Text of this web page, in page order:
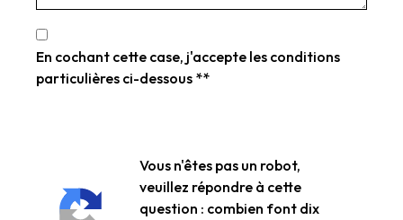
En cochant cette case, j'accepte les conditions
particulières ci-dessous **
Vous n'êtes pas un robot,
veuillez répondre à cette
question : combien font dix